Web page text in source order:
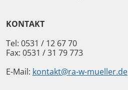
KONTAKT
Tel: 0531 / 12 67 70
Fax: 0531 / 31 79 773
E-Mail: kontakt@ra-w-mueller.de